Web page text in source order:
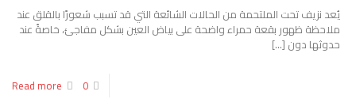
يُعد نزيف تحت الملتحمة من الحالات الشائعة التي قد تسبب شعورًا بالقلق عند
ملاحظة ظهور بقعة حمراء واضحة على بياض العين بشكل مفاجئ، خاصةً عند
حدوثها دون […]
0
Read more